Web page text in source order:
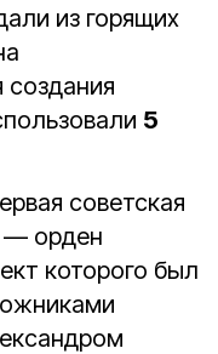
из горящих
создания
5
советская
— орден
которого был